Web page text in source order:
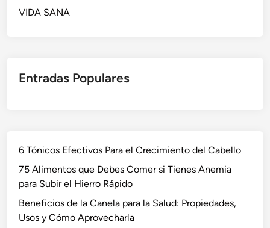
VIDA SANA
Entradas Populares
6 Tónicos Efectivos Para el Crecimiento del Cabello
75 Alimentos que Debes Comer si Tienes Anemia
para Subir el Hierro Rápido
Beneficios de la Canela para la Salud: Propiedades,
Usos y Cómo Aprovecharla